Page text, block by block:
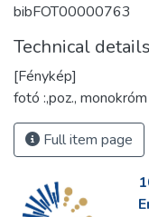
bibFOT00000763
Technical details
[Fénykép]
fotó :,poz., monokróm
Full item page